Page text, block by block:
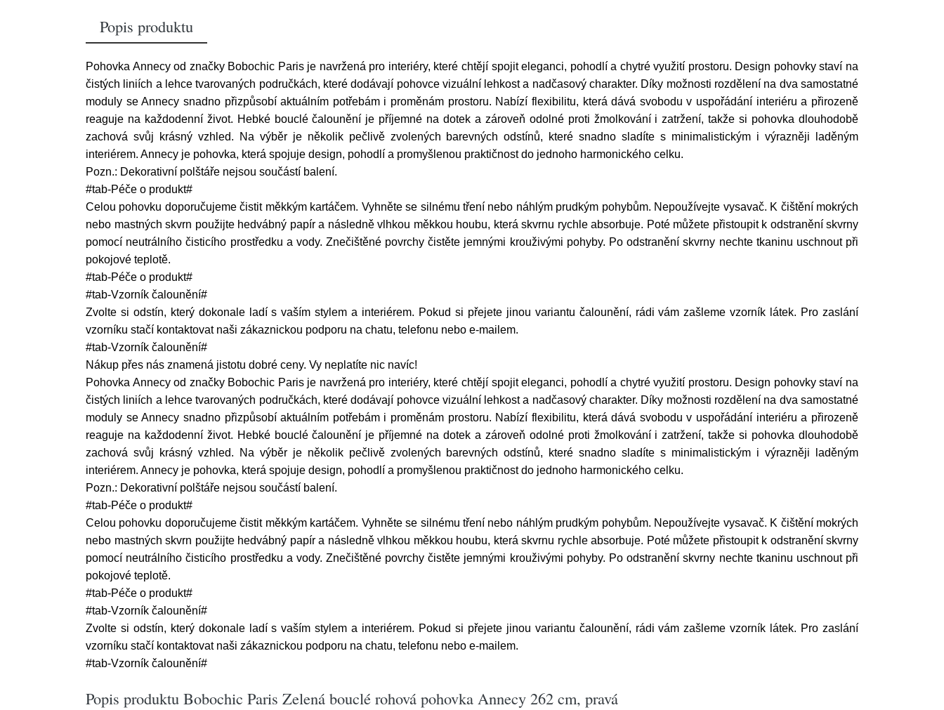
Popis produktu
Pohovka Annecy od značky Bobochic Paris je navržená pro interiéry, které chtějí spojit eleganci, pohodlí a chytré využití prostoru. Design pohovky staví na
čistých liniích a lehce tvarovaných područkách, které dodávají pohovce vizuální lehkost a nadčasový charakter. Díky možnosti rozdělení na dva samostatné
moduly se Annecy snadno přizpůsobí aktuálním potřebám i proměnám prostoru. Nabízí flexibilitu, která dává svobodu v uspořádání interiéru a přirozeně
reaguje na každodenní život. Hebké bouclé čalounění je příjemné na dotek a zároveň odolné proti žmolkování i zatržení, takže si pohovka dlouhodobě
zachová svůj krásný vzhled. Na výběr je několik pečlivě zvolených barevných odstínů, které snadno sladíte s minimalistickým i výrazněji laděným
interiérem. Annecy je pohovka, která spojuje design, pohodlí a promyšlenou praktičnost do jednoho harmonického celku.
Pozn.: Dekorativní polštáře nejsou součástí balení.
#tab-Péče o produkt#
Celou pohovku doporučujeme čistit měkkým kartáčem. Vyhněte se silnému tření nebo náhlým prudkým pohybům. Nepoužívejte vysavač. K čištění mokrých
nebo mastných skvrn použijte hedvábný papír a následně vlhkou měkkou houbu, která skvrnu rychle absorbuje. Poté můžete přistoupit k odstranění skvrny
pomocí neutrálního čisticího prostředku a vody. Znečištěné povrchy čistěte jemnými krouživými pohyby. Po odstranění skvrny nechte tkaninu uschnout při
pokojové teplotě.
#tab-Péče o produkt#
#tab-Vzorník čalounění#
Zvolte si odstín, který dokonale ladí s vaším stylem a interiérem. Pokud si přejete jinou variantu čalounění, rádi vám zašleme vzorník látek. Pro zaslání
vzorníku stačí kontaktovat naši zákaznickou podporu na chatu, telefonu nebo e-mailem.
#tab-Vzorník čalounění#
Nákup přes nás znamená jistotu dobré ceny. Vy neplatíte nic navíc!
Pohovka Annecy od značky Bobochic Paris je navržená pro interiéry, které chtějí spojit eleganci, pohodlí a chytré využití prostoru. Design pohovky staví na
čistých liniích a lehce tvarovaných područkách, které dodávají pohovce vizuální lehkost a nadčasový charakter. Díky možnosti rozdělení na dva samostatné
moduly se Annecy snadno přizpůsobí aktuálním potřebám i proměnám prostoru. Nabízí flexibilitu, která dává svobodu v uspořádání interiéru a přirozeně
reaguje na každodenní život. Hebké bouclé čalounění je příjemné na dotek a zároveň odolné proti žmolkování i zatržení, takže si pohovka dlouhodobě
zachová svůj krásný vzhled. Na výběr je několik pečlivě zvolených barevných odstínů, které snadno sladíte s minimalistickým i výrazněji laděným
interiérem. Annecy je pohovka, která spojuje design, pohodlí a promyšlenou praktičnost do jednoho harmonického celku.
Pozn.: Dekorativní polštáře nejsou součástí balení.
#tab-Péče o produkt#
Celou pohovku doporučujeme čistit měkkým kartáčem. Vyhněte se silnému tření nebo náhlým prudkým pohybům. Nepoužívejte vysavač. K čištění mokrých
nebo mastných skvrn použijte hedvábný papír a následně vlhkou měkkou houbu, která skvrnu rychle absorbuje. Poté můžete přistoupit k odstranění skvrny
pomocí neutrálního čisticího prostředku a vody. Znečištěné povrchy čistěte jemnými krouživými pohyby. Po odstranění skvrny nechte tkaninu uschnout při
pokojové teplotě.
#tab-Péče o produkt#
#tab-Vzorník čalounění#
Zvolte si odstín, který dokonale ladí s vaším stylem a interiérem. Pokud si přejete jinou variantu čalounění, rádi vám zašleme vzorník látek. Pro zaslání
vzorníku stačí kontaktovat naši zákaznickou podporu na chatu, telefonu nebo e-mailem.
#tab-Vzorník čalounění#
Popis produktu Bobochic Paris Zelená bouclé rohová pohovka Annecy 262 cm, pravá